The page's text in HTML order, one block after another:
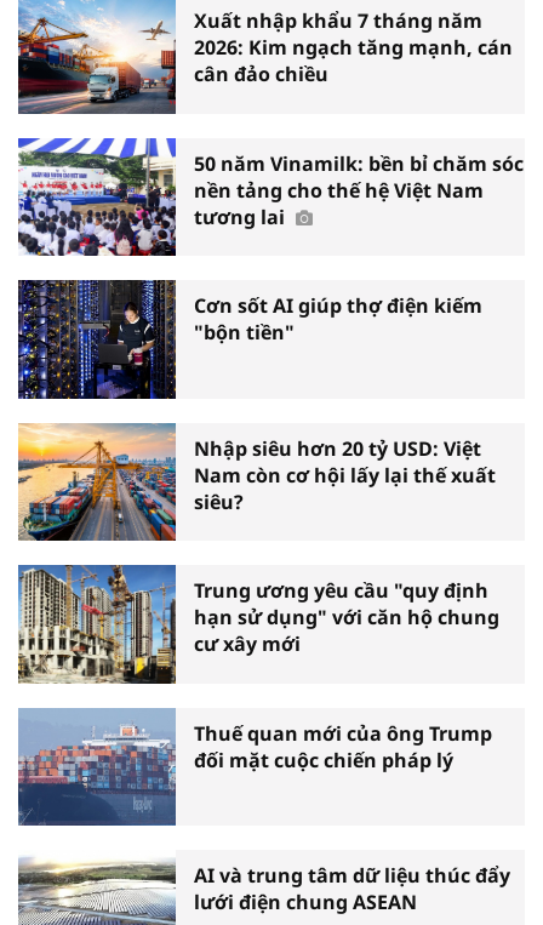
Xuất nhập khẩu 7 tháng năm
2026: Kim ngạch tăng mạnh, cán
cân đảo chiều
50 năm Vinamilk: bền bỉ chăm sóc
nền tảng cho thế hệ Việt Nam
tương lai
Cơn sốt AI giúp thợ điện kiếm
"bộn tiền"
Nhập siêu hơn 20 tỷ USD: Việt
Nam còn cơ hội lấy lại thế xuất
siêu?
Trung ương yêu cầu "quy định
hạn sử dụng" với căn hộ chung
cư xây mới
Thuế quan mới của ông Trump
đối mặt cuộc chiến pháp lý
AI và trung tâm dữ liệu thúc đẩy
lưới điện chung ASEAN